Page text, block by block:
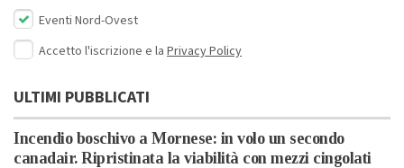
Eventi Nord-Ovest
Accetto l'iscrizione e la Privacy Policy
ULTIMI PUBBLICATI
Incendio boschivo a Mornese: in volo un secondo
canadair. Ripristinata la viabilità con mezzi cingolati